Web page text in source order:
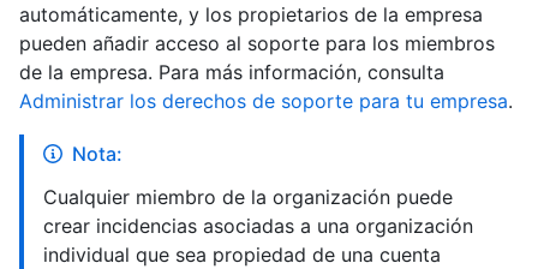
automáticamente, y los propietarios de la empresa
pueden añadir acceso al soporte para los miembros
de la empresa. Para más información, consulta
Administrar los derechos de soporte para tu empresa.
Nota:
Cualquier miembro de la organización puede
crear incidencias asociadas a una organización
individual que sea propiedad de una cuenta